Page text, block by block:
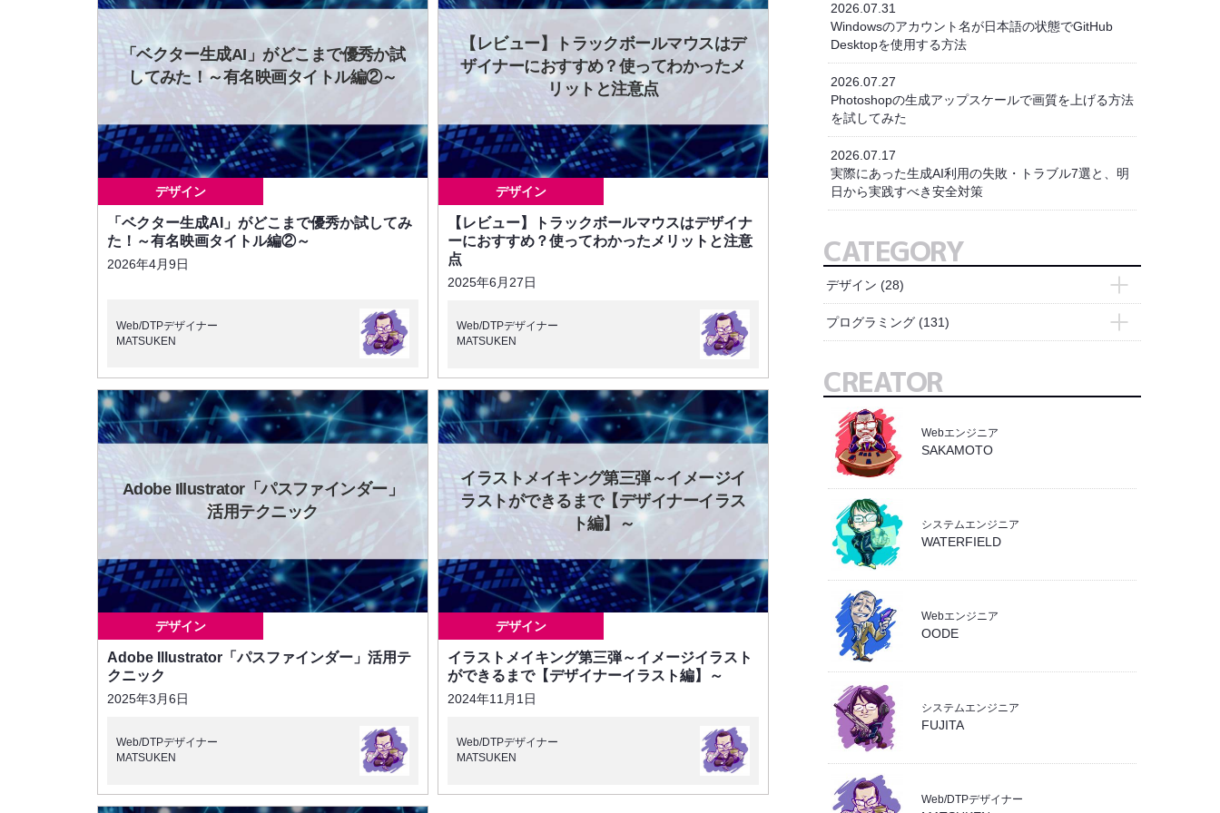
「ベクター生成AI」がどこまで優秀か試
してみた！～有名映画タイトル編②～
デザイン
「ベクター生成AI」がどこまで優秀か試してみ
た！～有名映画タイトル編②～
2026年4月9日
Web/DTPデザイナー
MATSUKEN
【レビュー】トラックボールマウスはデ
ザイナーにおすすめ？使ってわかったメ
リットと注意点
デザイン
【レビュー】トラックボールマウスはデザイナ
ーにおすすめ？使ってわかったメリットと注意
点
2025年6月27日
Web/DTPデザイナー
MATSUKEN
Adobe Illustrator「パスファインダー」
活用テクニック
デザイン
Adobe Illustrator「パスファインダー」活用テ
クニック
2025年3月6日
Web/DTPデザイナー
MATSUKEN
イラストメイキング第三弾～イメージイ
ラストができるまで【デザイナーイラス
ト編】～
デザイン
イラストメイキング第三弾～イメージイラスト
ができるまで【デザイナーイラスト編】～
2024年11月1日
Web/DTPデザイナー
MATSUKEN
2026.07.31
Windowsのアカウント名が日本語の状態でGitHub
Desktopを使用する方法
2026.07.27
Photoshopの生成アップスケールで画質を上げる方法
を試してみた
2026.07.17
実際にあった生成AI利用の失敗・トラブル7選と、明
日から実践すべき安全対策
CATEGORY
デザイン (28)
- Adobe Express(2)
- Bridge(1)
- Illustrator(7)
- Photoshop(10)
- PremierePro
(1)
- イラスト(5)
- 業務効率化(4)
プログラミング(131)
- Docker(4)
- Excel(3)
- git(6)
- Linux(20)
- PHP(12)
- SQL(18)
- WebGL(1)
- wordpress(4)
- ZOHO(6)
- システム
- バックエンド
- フロントエンド
- 業務効率化
(36)
CREATOR
Webエンジニア
SAKAMOTO
システムエンジニア
WATERFIELD
Webエンジニア
OODE
システムエンジニア
FUJITA
Web/DTPデザイナー